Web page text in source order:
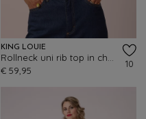
KING LOUIE
€ 59,95
10